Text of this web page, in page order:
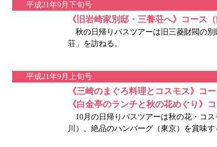
平成21年9月下旬号
《旧岩崎家別邸・三養荘へ》コース
秋の日帰りバスツアーは旧三菱財閥の
荘」を訪ねる。
平成21年9月上旬号
《三崎のまぐろ料理とコスモス》コ
《白金亭のランチと秋の花めぐり》
10月の日帰りバスツアーは秋の花・コ
川）、絶品のハンバーグ（東京）を賞味